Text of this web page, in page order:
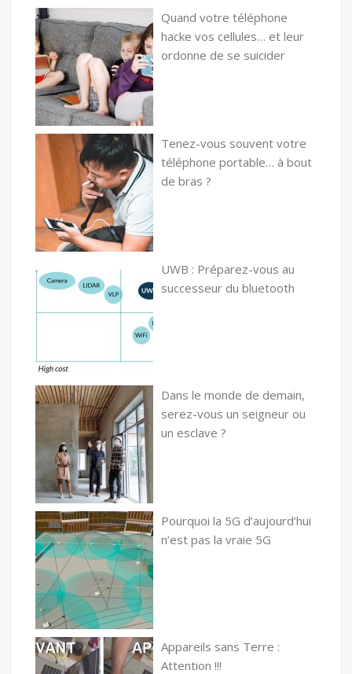
Quand votre téléphone
hacke vos cellules… et leur
ordonne de se suicider
Tenez-vous souvent votre
téléphone portable… à bout
de bras ?
UWB : Préparez-vous au
successeur du bluetooth
Dans le monde de demain,
serez-vous un seigneur ou
un esclave ?
Pourquoi la 5G d’aujourd’hui
n’est pas la vraie 5G
Appareils sans Terre :
Attention !!!